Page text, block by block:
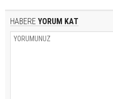
HABERE YORUM KAT